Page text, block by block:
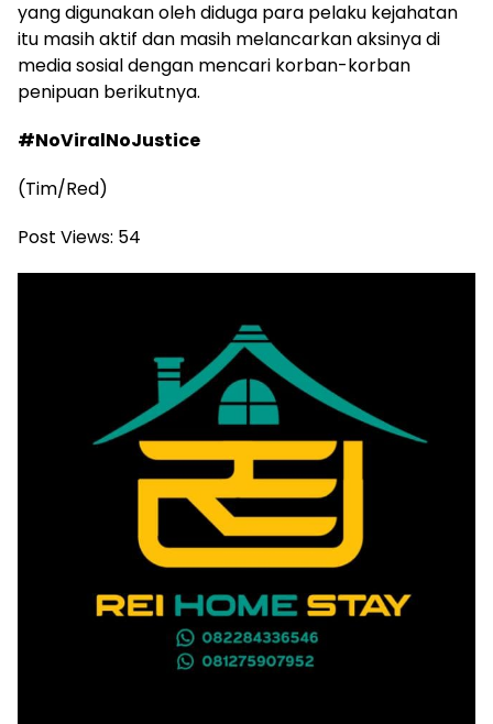
yang digunakan oleh diduga para pelaku kejahatan
itu masih aktif dan masih melancarkan aksinya di
media sosial dengan mencari korban-korban
penipuan berikutnya.
#NoViralNoJustice
(Tim/Red)
Post Views: 54